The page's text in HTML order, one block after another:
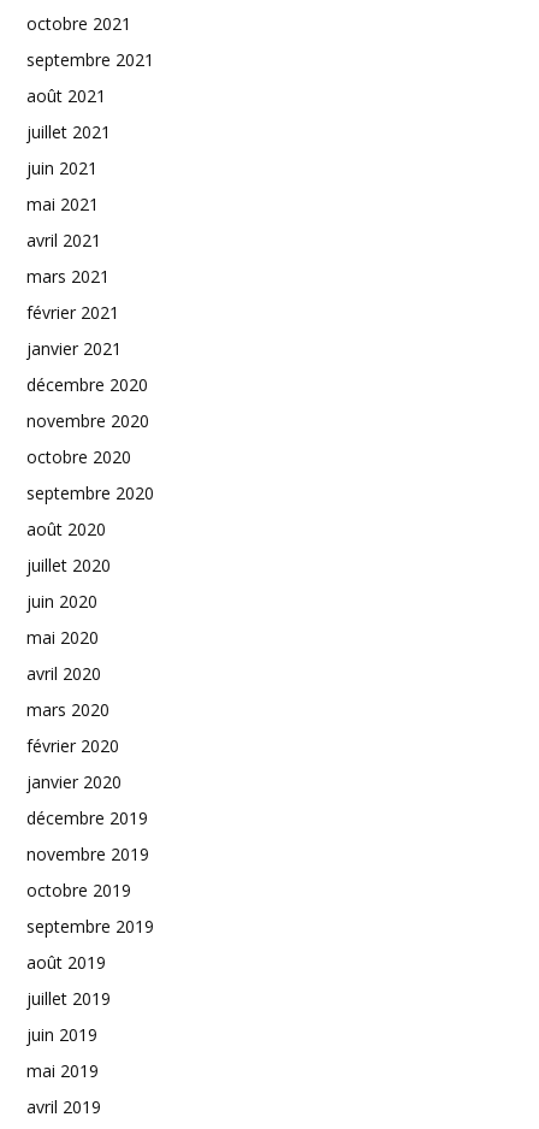
octobre 2021
septembre 2021
août 2021
juillet 2021
juin 2021
mai 2021
avril 2021
mars 2021
février 2021
janvier 2021
décembre 2020
novembre 2020
octobre 2020
septembre 2020
août 2020
juillet 2020
juin 2020
mai 2020
avril 2020
mars 2020
février 2020
janvier 2020
décembre 2019
novembre 2019
octobre 2019
septembre 2019
août 2019
juillet 2019
juin 2019
mai 2019
avril 2019